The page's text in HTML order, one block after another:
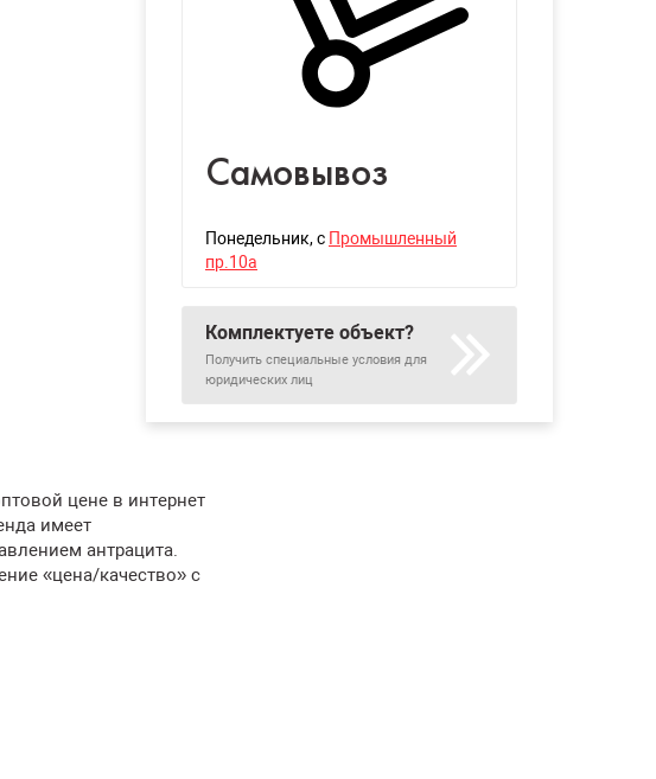
Самовывоз
Понедельник, с Промышленный
пр.10а
Комплектуете объект?
Получить специальные условия для
юридических лиц
цене в интернет
имеет
антрацита.
«цена/качество» с